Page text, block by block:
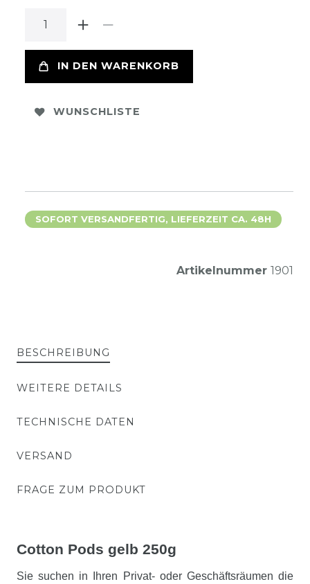
IN DEN WARENKORB
WUNSCHLISTE
SOFORT VERSANDFERTIG, LIEFERZEIT CA. 48H
Artikelnummer 1901
BESCHREIBUNG
WEITERE DETAILS
TECHNISCHE DATEN
VERSAND
FRAGE ZUM PRODUKT
Cotton Pods gelb 250g
Sie suchen in Ihren Privat- oder Geschäftsräumen die